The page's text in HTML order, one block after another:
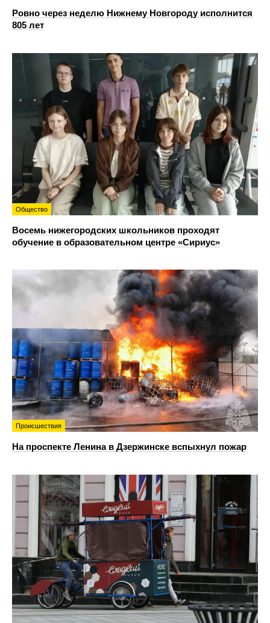
Ровно через неделю Нижнему Новгороду исполнится
805 лет
Общество
Восемь нижегородских школьников проходят
обучение в образовательном центре «Сириус»
Происшествия
На проспекте Ленина в Дзержинске вспыхнул пожар